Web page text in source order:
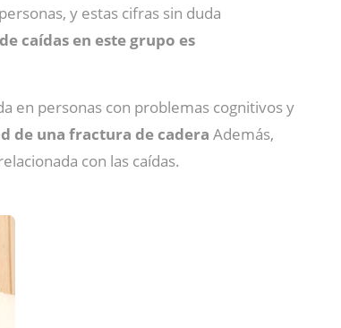
y estas cifras sin duda
caídas en este grupo es
en personas con problemas cognitivos y
de una fractura de cadera Además,
con las caídas.